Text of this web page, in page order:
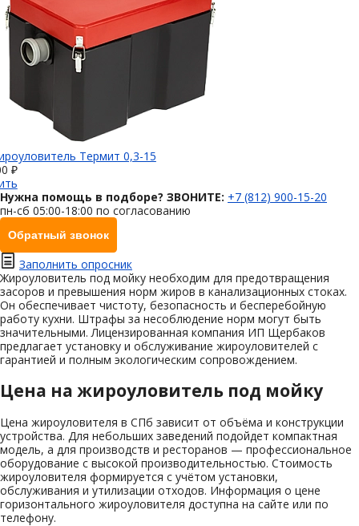
Термит 0,3-15
₽
Нужна помощь в подборе? ЗВОНИТЕ: +7 (812) 900-15-20
пн-сб 05:00-18:00 по согласованию
Обратный звонок
Заполнить опросник
Жироуловитель под мойку необходим для предотвращения
засоров и превышения норм жиров в канализационных стоках.
Он обеспечивает чистоту, безопасность и бесперебойную
работу кухни. Штрафы за несоблюдение норм могут быть
значительными. Лицензированная компания ИП Щербаков
предлагает установку и обслуживание жироуловителей с
гарантией и полным экологическим сопровождением.
Цена на жироуловитель под мойку
Цена жироуловителя в СПб зависит от объёма и конструкции
устройства. Для небольших заведений подойдет компактная
модель, а для производств и ресторанов — профессиональное
оборудование с высокой производительностью. Стоимость
жироуловителя формируется с учётом установки,
обслуживания и утилизации отходов. Информация о цене
горизонтального жироуловителя доступна на сайте или по
телефону.